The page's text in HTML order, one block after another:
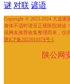
谜 对联 谚语
Copyright © 2023-2024 大道家
身体不适时请至正规医院就诊
或网友推荐收集整理而来，仅
陕ICP备2022010374号-1
陕公网